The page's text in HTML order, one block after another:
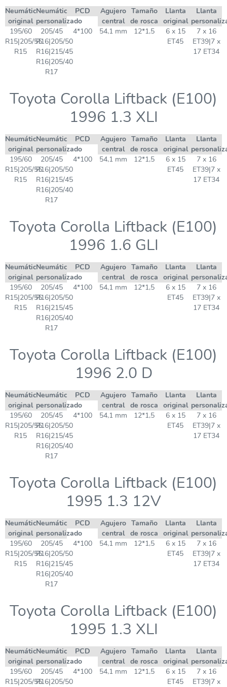
Neumático
original
Neumático
personalizado
PCD
Agujero
central
Tamaño
de rosca
Llanta
original
Llanta
195/60
R15|205/55
R15
205/45
R16|205/50
R16|215/45
R16|205/40
R17
4*100 54,1 mm 12*1,5
6 x 15
ET45
7 x 16
ET39|7 x
17 ET34
Toyota Corolla Liftback (E100)
1996 1.3 XLI
Neumático
original
Neumático
personalizado
PCD
Agujero
central
Tamaño
de rosca
Llanta
original
Llanta
195/60
R15|205/55
R15
205/45
R16|205/50
R16|215/45
R16|205/40
R17
4*100 54,1 mm 12*1,5
6 x 15
ET45
7 x 16
ET39|7 x
17 ET34
Toyota Corolla Liftback (E100)
1996 1.6 GLI
Neumático
original
Neumático
personalizado
PCD
Agujero
central
Tamaño
de rosca
Llanta
original
Llanta
195/60
R15|205/55
R15
205/45
R16|205/50
R16|215/45
R16|205/40
R17
4*100 54,1 mm 12*1,5
6 x 15
ET45
7 x 16
ET39|7 x
17 ET34
Toyota Corolla Liftback (E100)
1996 2.0 D
Neumático
original
Neumático
personalizado
PCD
Agujero
central
Tamaño
de rosca
Llanta
original
Llanta
195/60
R15|205/55
R15
205/45
R16|205/50
R16|215/45
R16|205/40
R17
4*100 54,1 mm 12*1,5
6 x 15
ET45
7 x 16
ET39|7 x
17 ET34
Toyota Corolla Liftback (E100)
1995 1.3 12V
Neumático
original
Neumático
personalizado
PCD
Agujero
central
Tamaño
de rosca
Llanta
original
Llanta
195/60
R15|205/55
R15
205/45
R16|205/50
R16|215/45
R16|205/40
R17
4*100 54,1 mm 12*1,5
6 x 15
ET45
7 x 16
ET39|7 x
17 ET34
Toyota Corolla Liftback (E100)
1995 1.3 XLI
Neumático
original
Neumático
personalizado
PCD
Agujero
central
Tamaño
de rosca
Llanta
original
Llanta
195/60
R15|205/55
205/45
R16|205/50
4*100 54,1 mm 12*1,5
6 x 15
ET45
7 x 16
ET39|7 x